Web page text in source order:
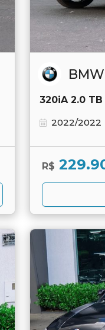
BMW
320iA 2.0
2022/2022
R$